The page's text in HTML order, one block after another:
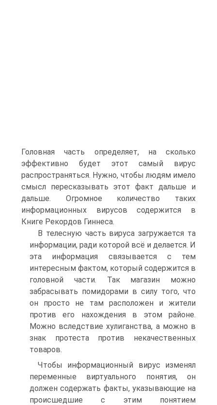
Головная часть определяет, на сколько
эффективно будет этот самый вирус
распространяться. Нужно, чтобы людям имело
смысл пересказывать этот факт дальше и
дальше. Огромное количество таких
информационных вирусов содержится в
Книге Рекордов Гиннеса.
В телесную часть вируса загружается та
информации, ради которой всё и делается. И
эта информация связывается с тем
интересным фактом, который содержится в
головной части. Так магазин можно
забрасывать помидорами в силу того, что
он просто не там расположен и жители
против его нахождения в этом районе.
Можно вследствие хулиганства, а можно в
знак протеста против некачественных
товаров.
Чтобы информационный вирус изменял
переменные виртуального понятия, он
должен содержать факты, указывающие на
происшедшие с этим понятием